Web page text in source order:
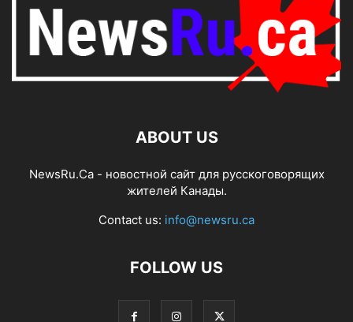
ABOUT US
NewsRu.Ca - новостной сайт для русскоговорящих
жителей Канады.
Contact us: info@newsru.ca
FOLLOW US